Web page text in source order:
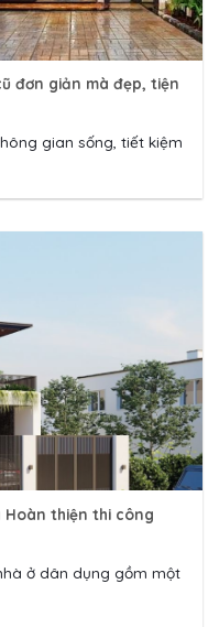
đơn giản mà đẹp, tiện
gian sống, tiết kiệm
Hoàn thiện thi công
ở dân dụng gồm một